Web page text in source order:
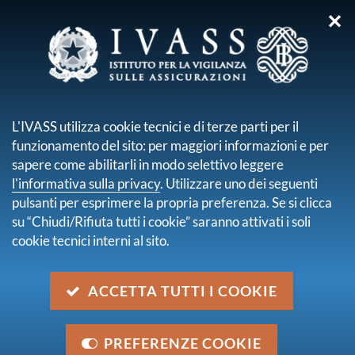
sei qui:
Risultati della ricerca
Trova contenuto
all'interno di
Siti abusivi
con data
2024
trovati 35 elementi
pagina 1 di 4
L'IVASS ordina l'oscuramento di 4 siti internet
abusivi pdf 420.1 KB
✕
L'IVASS utilizza cookie tecnici e di terze parti per il
funzionamento del sito: per maggiori informazioni e per
sapere come abilitarli in modo selettivo leggere
l'informativa sulla privacy. Utilizzare uno dei seguenti
pulsanti per esprimere la propria preferenza. Se si clicca
su “Chiudi/Rifiuta tutti i cookie” saranno attivati i soli
cookie tecnici interni al sito.
ACCETTA TUTTI I COOKIE
PREFERENZE COOKIE